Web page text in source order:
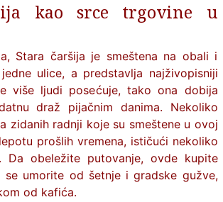
kao srce trgovine u
Stara čaršija je smeštena na obali i
ulice, a predstavlja najživopisniji
više ljudi posećuje, tako ona dobija
draž pijačnim danima. Nekoliko
zidanih radnji koje su smeštene u ovoj
prošlih vremena, ističući nekoliko
Da obeležite putovanje, ovde kupite
se umorite od šetnje i gradske gužve,
od kafića.